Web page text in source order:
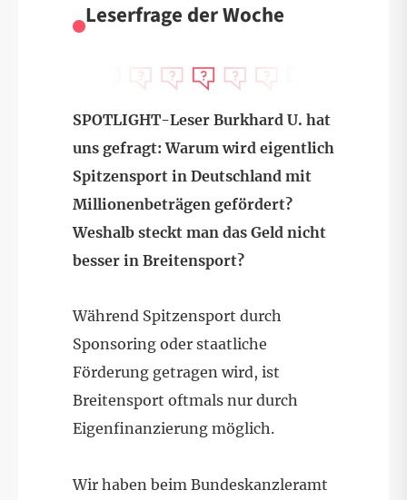
Leserfrage der Woche
SPOTLIGHT-Leser Burkhard U. hat
uns gefragt: Warum wird eigentlich
Spitzensport in Deutschland mit
Millionenbeträgen gefördert?
Weshalb steckt man das Geld nicht
besser in Breitensport?
Während Spitzensport durch
Sponsoring oder staatliche
Förderung getragen wird, ist
Breitensport oftmals nur durch
Eigenfinanzierung möglich.
Wir haben beim Bundeskanzleramt